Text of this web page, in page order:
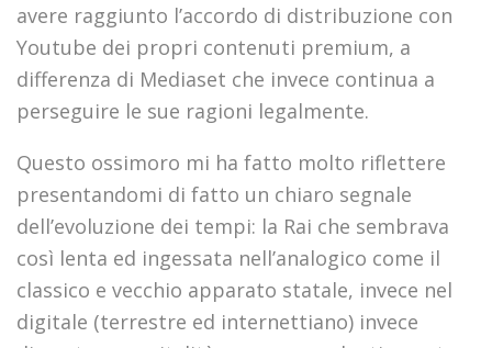
avere raggiunto l’accordo di distribuzione con
Youtube dei propri contenuti premium, a
differenza di Mediaset che invece continua a
perseguire le sue ragioni legalmente.
Questo ossimoro mi ha fatto molto riflettere
presentandomi di fatto un chiaro segnale
dell’evoluzione dei tempi: la Rai che sembrava
così lenta ed ingessata nell’analogico come il
classico e vecchio apparato statale, invece nel
digitale (terrestre ed internettiano) invece